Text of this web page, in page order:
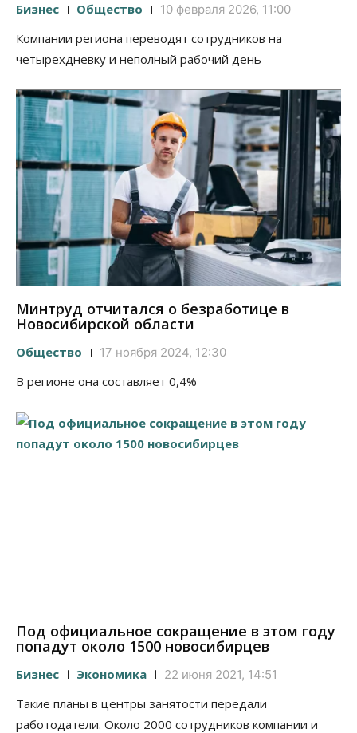
Бизнес Общество 10 февраля 2026, 11:00
Компании региона переводят сотрудников на
четырехдневку и неполный рабочий день
Минтруд отчитался о безработице в
Новосибирской области
Общество 17 ноября 2024, 12:30
В регионе она составляет 0,4%
Под официальное сокращение в этом году
попадут около 1500 новосибирцев
Бизнес Экономика 22 июня 2021, 14:51
Такие планы в центры занятости передали
работодатели. Около 2000 сотрудников компании и